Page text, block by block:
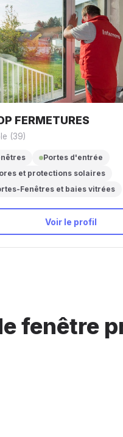
FERMETURES
(39)
Portes d'entrée
et protections solaires
Fenêtres et baies vitrées
Voir le profil
fenêtre